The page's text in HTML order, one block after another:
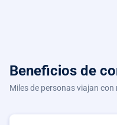
Beneficios de
Miles de personas viajan